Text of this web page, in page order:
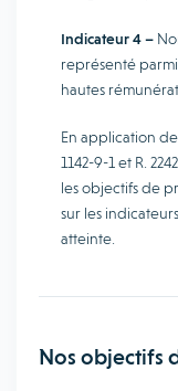
Indicateur 4 –
représenté
hautes
En application
1142-9-1 et R.
les objectifs de
sur les
atteinte.
Nos objectifs